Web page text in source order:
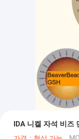
IDA 니켈 자석 비